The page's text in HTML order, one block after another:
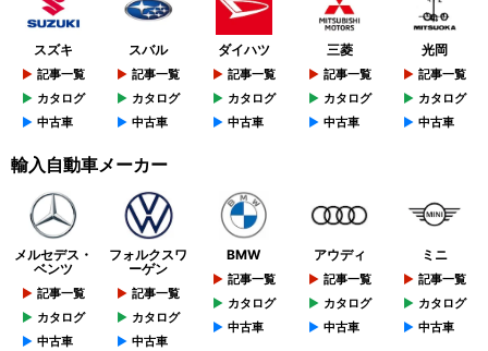
スズキ
記事一覧
カタログ
中古車
スバル
記事一覧
カタログ
中古車
ダイハツ
記事一覧
カタログ
中古車
三菱
記事一覧
カタログ
中古車
光岡
記事一覧
カタログ
中古車
輸入自動車メーカー
メルセデス・
ベンツ
記事一覧
カタログ
中古車
フォルクスワ
ーゲン
記事一覧
カタログ
中古車
BMW
記事一覧
カタログ
中古車
アウディ
記事一覧
カタログ
中古車
ミニ
記事一覧
カタログ
中古車